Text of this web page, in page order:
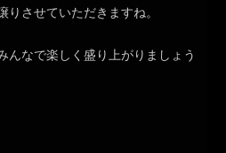
りさせていただきますね。
んなで楽しく盛り上がりましょう